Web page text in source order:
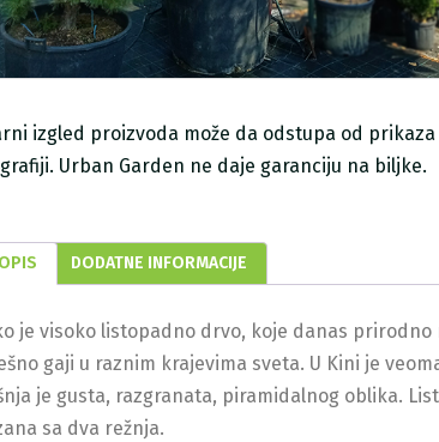
izgled proizvoda može da odstupa od prikaza
Urban Garden ne daje garanciju na biljke.
OPIS DODATNE INFORMACIJE
je visoko listopadno drvo, koje danas
gaji u raznim krajevima sveta. U Kini je
je gusta, razgranata, piramidalnog oblika.
sa dva režnja.